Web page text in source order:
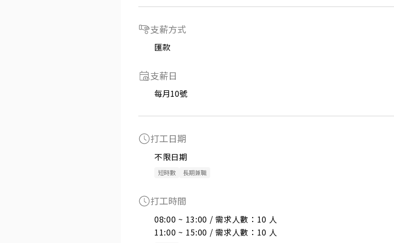
支薪方式
匯款
支薪日
每月10號
打工日期
不限日期
短時數 長期兼職
打工時間
08:00 ~ 13:00 / 需求人數：10 人
11:00 ~ 15:00 / 需求人數：10 人